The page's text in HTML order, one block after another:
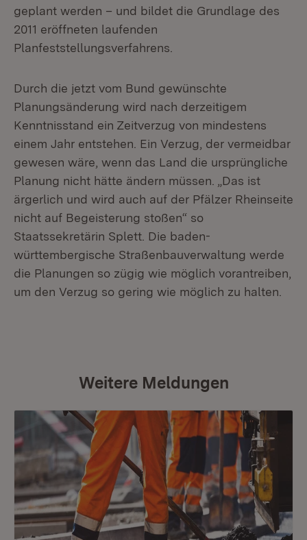
geplant werden – und bildet die Grundlage des
2011 eröffneten laufenden
Planfeststellungsverfahrens.
Durch die jetzt vom Bund gewünschte
Planungsänderung wird nach derzeitigem
Kenntnisstand ein Zeitverzug von mindestens
einem Jahr entstehen. Ein Verzug, der vermeidbar
gewesen wäre, wenn das Land die ursprüngliche
Planung nicht hätte ändern müssen. „Das ist
ärgerlich und wird auch auf der Pfälzer Rheinseite
nicht auf Begeisterung stoßen“ so
Staatssekretärin Splett. Die baden-
württembergische Straßenbauverwaltung werde
die Planungen so zügig wie möglich vorantreiben,
um den Verzug so gering wie möglich zu halten.
Weitere Meldungen